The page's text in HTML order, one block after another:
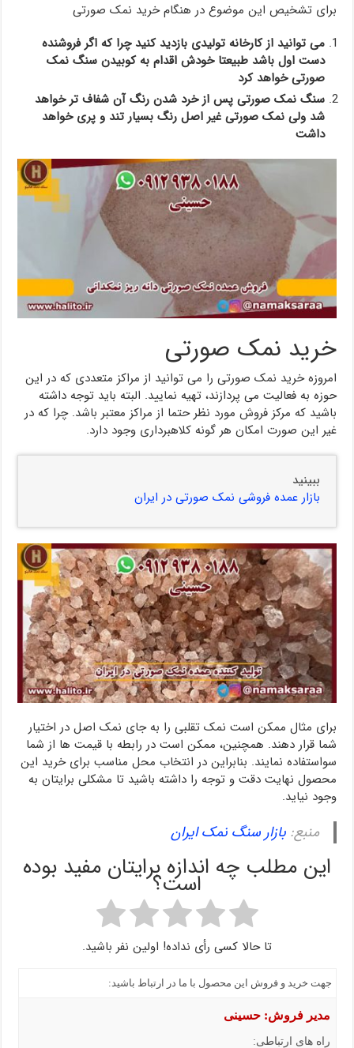
برای تشخیص این موضوع در هنگام خرید نمک صورتی
می توانید از کارخانه تولیدی بازدید کنید چرا که اگر فروشنده
دست اول باشد طبیعتا خودش اقدام به کوبیدن سنگ نمک
صورتی خواهد کرد
سنگ نمک صورتی پس از خرد شدن رنگ آن شفاف تر خواهد
شد ولی نمک صورتی غیر اصل رنگ بسیار تند و پری خواهد
داشت
خرید نمک صورتی
امروزه خرید نمک صورتی را می توانید از مراکز متعددی که در این
حوزه به فعالیت می پردازند، تهیه نمایید. البته باید توجه داشته
باشید که مرکز فروش مورد نظر حتما از مراکز معتبر باشد. چرا که در
غیر این صورت امکان هر گونه کلاهبرداری وجود دارد.
ببینید
بازار عمده فروشی نمک صورتی در ایران
برای مثال ممکن است نمک تقلبی را به جای نمک اصل در اختیار
شما قرار دهند. همچنین، ممکن است در رابطه با قیمت ها از شما
سواستفاده نمایند. بنابراین در انتخاب محل مناسب برای خرید این
محصول نهایت دقت و توجه را داشته باشید تا مشکلی برایتان به
وجود نیاید.
منبع:بازار سنگ نمک ایران
این مطلب چه اندازه برایتان مفید بوده
است؟
تا حالا کسی رأی نداده! اولین نفر باشید.
جهت خرید و فروش این محصول با ما در ارتباط باشید:
مدیر فروش: حسینی
راه های ارتباطی: